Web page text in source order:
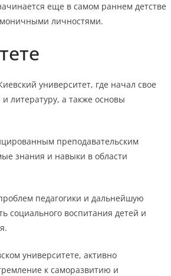
еще в самом раннем детстве
личностями.
университет, где начал свое
литературу, а также основы
преподавательским
знания и навыки в области
педагогики и дальнейшую
социального воспитания детей и
университете, активно
к саморазвитию и